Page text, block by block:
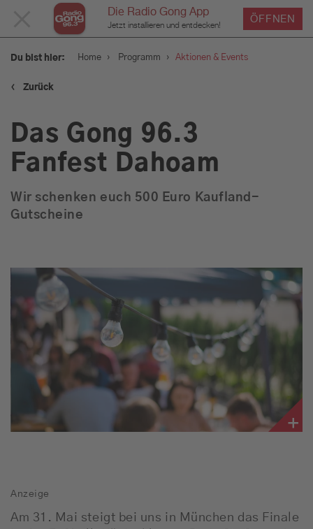
Die Radio Gong App
Jetzt installieren und entdecken!
ÖFFNEN
SCHLIESSEN
Programm
Aktionen & Events
Sendungen
Empfang
Webradio
Moderatoren
Team
Musik
Du bist hier: Home › Programm › Aktionen & Events
‹ Zurück
Das Gong 96.3
Fanfest Dahoam
Wir schenken euch 500 Euro Kaufland-
Gutscheine
Anzeige
Am 31. Mai steigt bei uns in München das Finale